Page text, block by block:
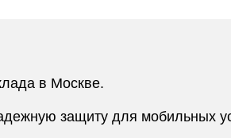
в Москве.
защиту для мобильных